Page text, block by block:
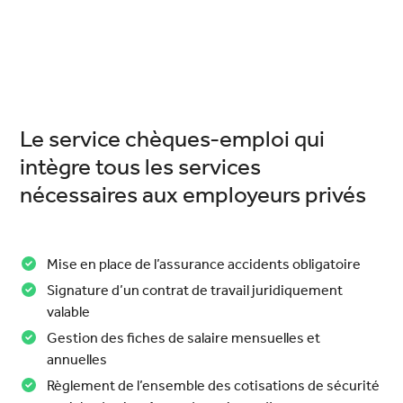
Le service chèques-emploi qui
intègre tous les services
nécessaires aux employeurs privés
Mise en place de l’assurance accidents obligatoire
Signature d’un contrat de travail juridiquement
valable
Gestion des fiches de salaire mensuelles et
annuelles
Règlement de l’ensemble des cotisations de sécurité